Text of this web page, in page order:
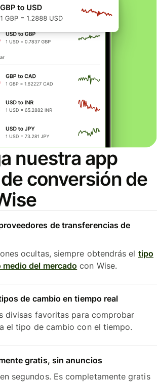
nuestra app
conversión de
de transferencias de
ocultas, siempre obtendrás el tipo
medio del mercado con Wise.
de cambio en tiempo real
divisas favoritas para comprobar
el tipo de cambio con el tiempo.
gratis, sin anuncios
segundos. Es completamente gratis